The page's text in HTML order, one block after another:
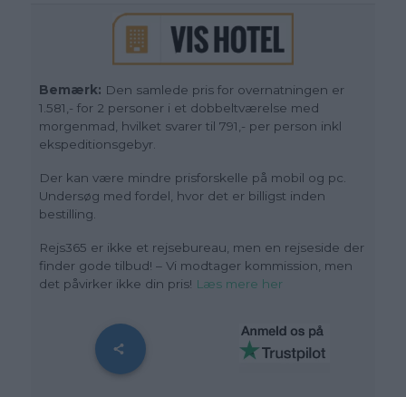
Bemærk: Den samlede pris for overnatningen er
1.581,- for 2 personer i et dobbeltværelse med
morgenmad, hvilket svarer til 791,- per person inkl
ekspeditionsgebyr.
Der kan være mindre prisforskelle på mobil og pc.
Undersøg med fordel, hvor det er billigst inden
bestilling.
Rejs365 er ikke et rejsebureau, men en rejseside der
finder gode tilbud! – Vi modtager kommission, men
det påvirker ikke din pris! Læs mere her